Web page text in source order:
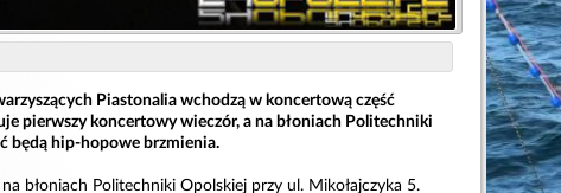
Piastonalia wchodzą w koncertową część
pierwszy koncertowy wieczór, a na błoniach Politechniki
będą hip-hopowe brzmienia.
błoniach Politechniki Opolskiej przy ul. Mikołajczyka 5.